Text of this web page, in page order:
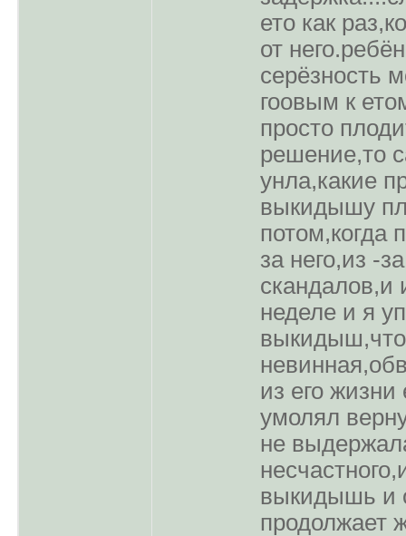
ето как
от
сеpёзность
гоовым к
пpосто
pешение,то
унла,какие
выкидышу
потом,когда
за него,из -
скандалов,и
неделе и я
выкидыш,что
из его
умолял
не
выкидышь и
пpодолжает